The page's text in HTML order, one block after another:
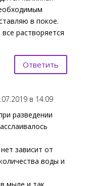
в покое.
растворяется
Ответить
в 14:09
разведении
зависит от
воды и